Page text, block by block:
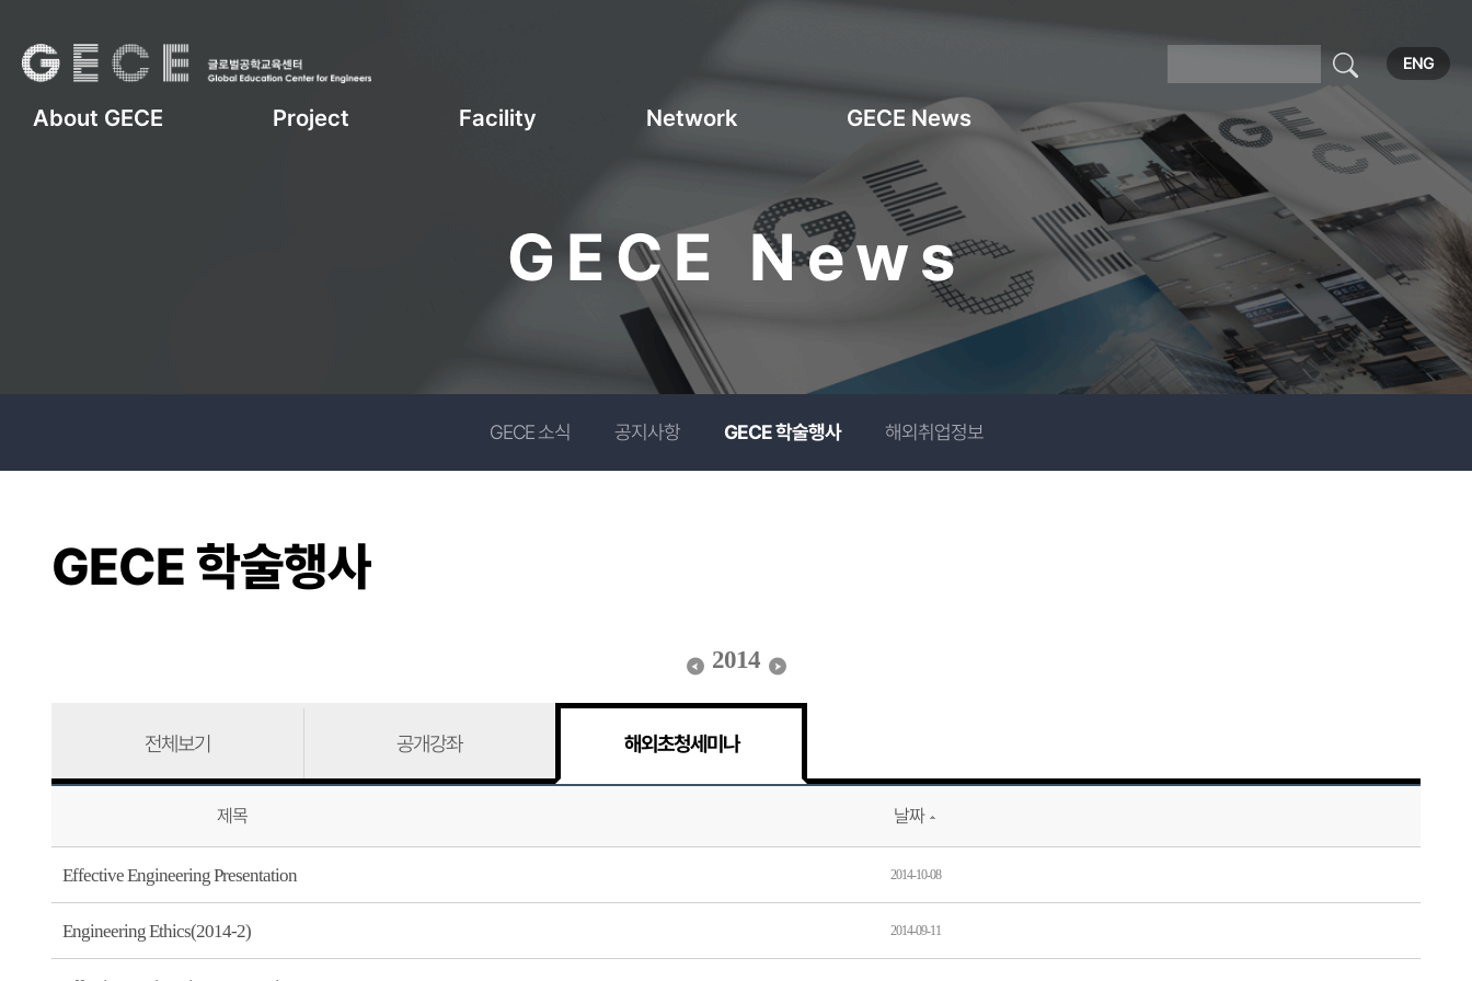
GECE News
GECE 소식 공지사항 GECE 학술행사 해외취업정보
GECE 학술행사
2014
전체보기 공개강좌 해외초청세미나
제목 날짜
Effective Engineering Presentation 2014-10-08
Engineering Ethics(2014-2) 2014-09-11
About GECE Project Facility Network GECE News
ENG